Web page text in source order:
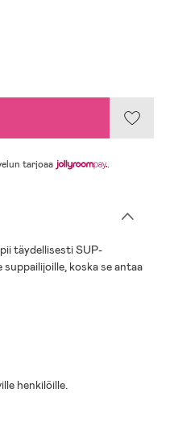
tarjoaa .
täydellisesti SUP-
koska se antaa
henkilöille.